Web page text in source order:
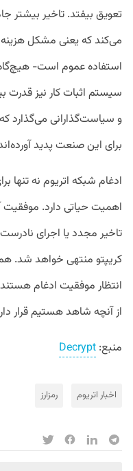
تعویق بیفتد. تاخیر بیشتر
می‌کند که یعنی مشکل
استفاده عموم است- هیچ‌گاه
سیستم اثبات کار نیز قدرت
و سیاست‌گذارانی می‌گذارد
برای این صنعت پدید
ادغام شبکه اتریوم نه تنها
تاخیر مجدد یا اجرای
کریپتو منتهی خواهد شد.
انتظار موفقیت ادغام
از آنچه شاهد هستیم قرار
منبع: Decrypt
اخبار اتریوم رمزارز